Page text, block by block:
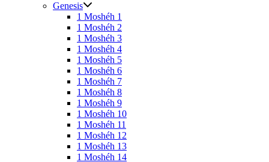
Genesis
1 Moshéh 1
1 Moshéh 2
1 Moshéh 3
1 Moshéh 4
1 Moshéh 5
1 Moshéh 6
1 Moshéh 7
1 Moshéh 8
1 Moshéh 9
1 Moshéh 10
1 Moshéh 11
1 Moshéh 12
1 Moshéh 13
1 Moshéh 14